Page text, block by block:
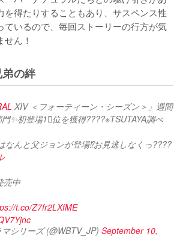
を得たりすることもあり、サスペンス性
ているので、毎回ストーリーの行方が気
ん！
の絆
XIV ＜フォーティーン・シーズン＞」週間
✨初登場1⃣位を獲得????※TSUTAYA調べ
なんと父ジョンが登場⁉️お見逃しなくっ????
売中
t.co/Z7fr2LXfME
シリーズ (@WBTV_JP) September 10,